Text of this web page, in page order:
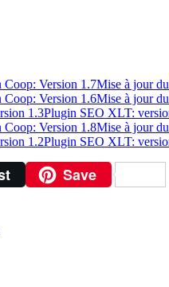
Mise à jour
Mise à jour
Plugin SEO XLT:
Mise à jour
Plugin SEO XLT:
Save